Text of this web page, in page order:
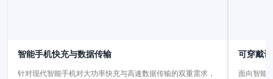
智能手机快充与数据传输
针对现代智能手机对大功率快充与高速数据传输的双重需求，
可穿戴
面向智能